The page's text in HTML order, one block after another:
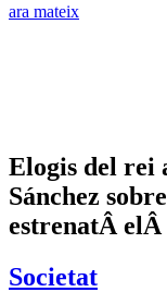
ara mateix
Elogis del rei
Sánchez
estrenatÂ
Societat